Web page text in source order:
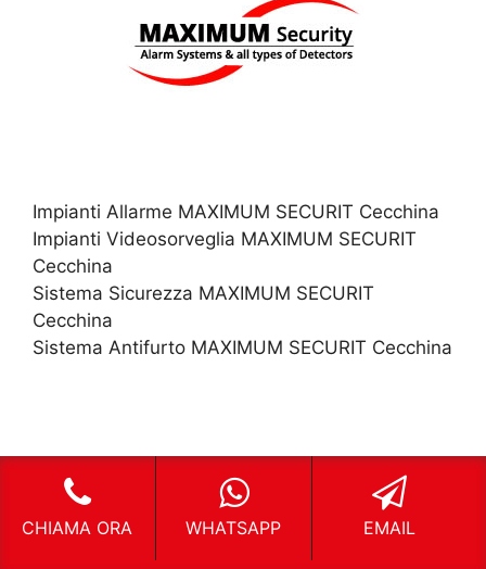
Impianti Allarme MAXIMUM SECURIT Cecchina
Impianti Videosorveglia MAXIMUM SECURIT
Cecchina
Sistema Sicurezza MAXIMUM SECURIT
Cecchina
Sistema Antifurto MAXIMUM SECURIT Cecchina
CHIAMA ORA WHATSAPP EMAIL